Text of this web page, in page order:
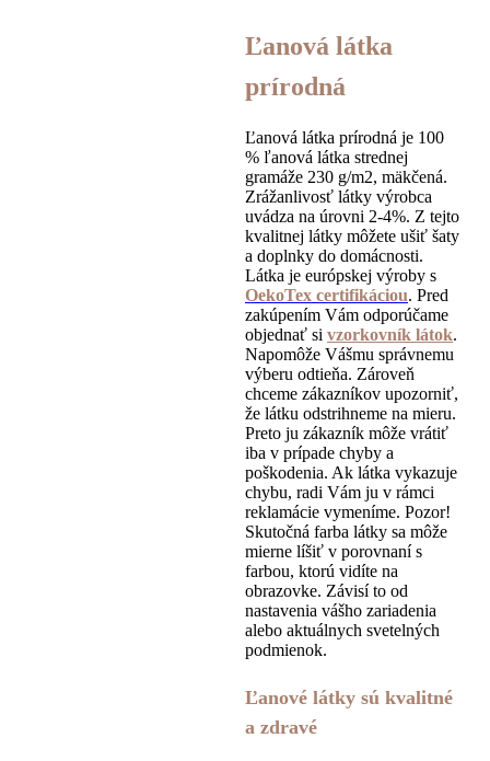
Ľanová látka
prírodná
Ľanová látka prírodná je 100
% ľanová látka strednej
gramáže 230 g/m2, mäkčená.
Zrážanlivosť látky výrobca
uvádza na úrovni 2-4%. Z tejto
kvalitnej látky môžete ušiť šaty
a doplnky do domácnosti.
Látka je európskej výroby s
OekoTex certifikáciou. Pred
zakúpením Vám odporúčame
objednať si vzorkovník látok.
Napomôže Vášmu správnemu
výberu odtieňa. Zároveň
chceme zákazníkov upozorniť,
že látku odstrihneme na mieru.
Preto ju zákazník môže vrátiť
iba v prípade chyby a
poškodenia. Ak látka vykazuje
chybu, radi Vám ju v rámci
reklamácie vymeníme. Pozor!
Skutočná farba látky sa môže
mierne líšiť v porovnaní s
farbou, ktorú vidíte na
obrazovke. Závisí to od
nastavenia vášho zariadenia
alebo aktuálnych svetelných
podmienok.
Ľanové látky sú kvalitné
a zdravé